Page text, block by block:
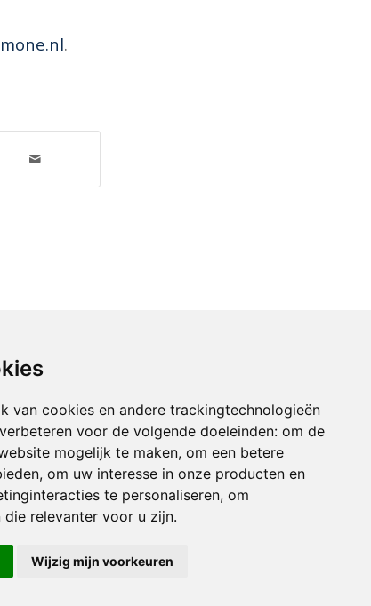
van cookies en andere trackingtechnologieën
voor de volgende doeleinden: om de
mogelijk te maken, om een betere
, om uw interesse in onze producten en
te personaliseren, om
relevanter voor u zijn.
Wijzig mijn voorkeuren
.